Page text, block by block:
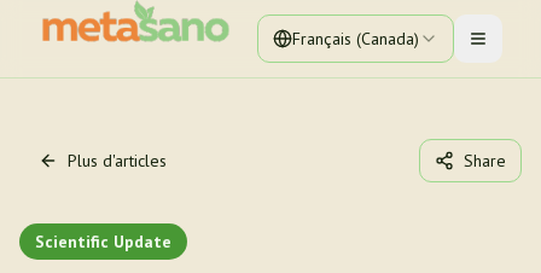
Français (Canada) Toggle
Plus d'articles Share
Scientific Update